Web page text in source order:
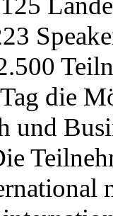
die
und